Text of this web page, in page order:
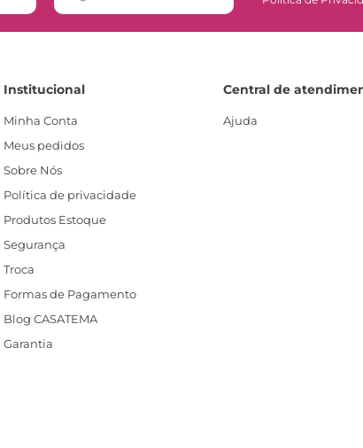
Institucional
Minha Conta
Meus pedidos
Sobre Nós
Política de privacidade
Produtos Estoque
Segurança
Troca
Formas de Pagamento
Blog CASATEMA
Garantia
Central de
Ajuda